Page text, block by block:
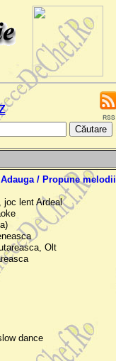
Adauga / Propune melodii
joc lent Ardeal
Olt
dance